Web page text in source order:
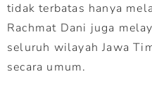
tidak terbatas hanya
Rachmat Dani juga
seluruh wilayah Jawa
secara umum.